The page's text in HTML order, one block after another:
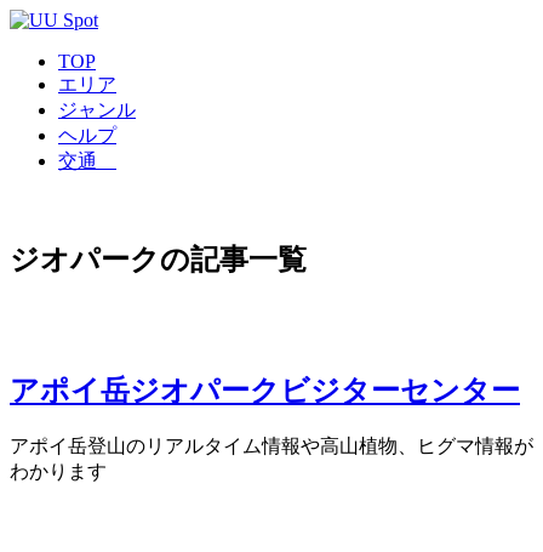
TOP
エリア
ジャンル
ヘルプ
交通
ジオパークの記事一覧
アポイ岳ジオパークビジターセンター
アポイ岳登山のリアルタイム情報や高山植物、ヒグマ情報が
わかります